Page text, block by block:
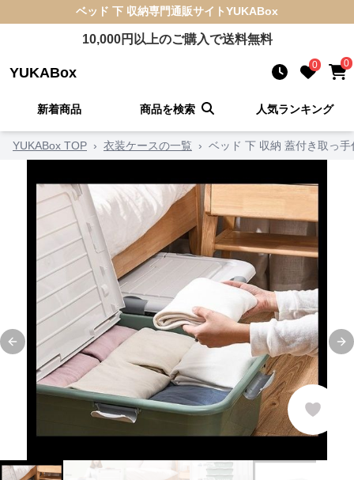
ベッド 下 収納専門通販サイトYUKABox
10,000円以上のご購入で送料無料
YUKABox 0 0
新着商品 商品を検索 人気ランキング
YUKABox TOP › 衣装ケースの一覧 › ベッド 下 収納 蓋付き取っ
Previous slide